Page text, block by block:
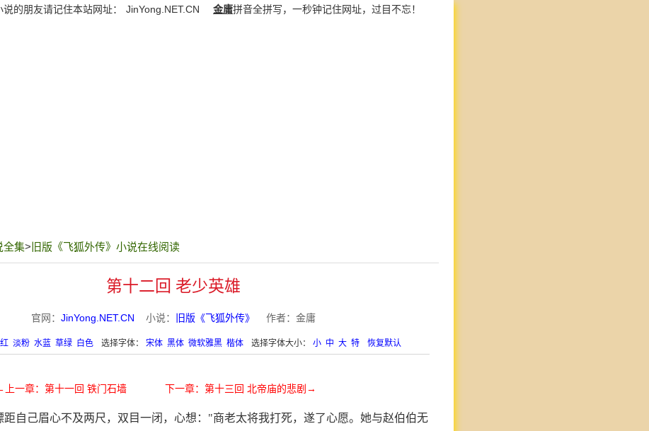
的朋友请记住本站网址： JinYong.NET.CN 金庸拼音全拼写，一秒钟记住网址，过目不忘！
全集> 旧版《飞狐外传》小说在线阅读
第十二回 老少英雄
官网： JinYong.NET.CN 小说： 旧版《飞狐外传》 作者：金庸
淡粉 水蓝 草绿 白色 选择字体： 宋体 黑体 微软雅黑 楷体 选择字体大小： 小 中 大 特 恢复默认
上一章：第十一回 铁门石墙 下一章：第十三回 北帝庙的悲剧→
距自己眉心不及两尺，双目一闭，心想："商老太将我打死，遂了心愿。她与赵伯伯无